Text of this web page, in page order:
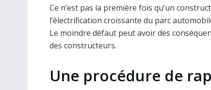
Ce n’est pas la première fois qu’un
l’électrification croissante du parc
Le moindre défaut peut avoir des
des constructeurs.
Une procédure de